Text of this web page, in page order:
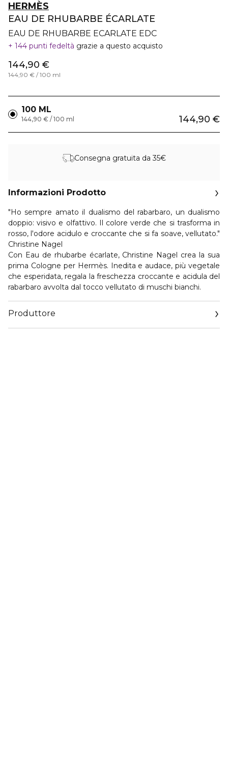
HERMÈS
EAU DE RHUBARBE ÉCARLATE
EAU DE RHUBARBE ECARLATE EDC
144 punti fedeltà grazie a questo acquisto
144,90 €
144,90 € / 100 ml
100 ML
144,90 €
144,90 € / 100 ml
Consegna gratuita da 35€
Informazioni Prodotto
"Ho sempre amato il dualismo del rabarbaro, un dualismo
doppio: visivo e olfattivo. Il colore verde che si trasforma in
rosso, l'odore acidulo e croccante che si fa soave, vellutato."
Christine Nagel
Con Eau de rhubarbe écarlate, Christine Nagel crea la sua
prima Cologne per Hermès. Inedita e audace, più vegetale
che esperidata, regala la freschezza croccante e acidula del
rabarbaro avvolta dal tocco vellutato di muschi bianchi.
Produttore